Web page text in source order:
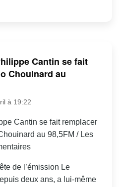
Cantin se fait
Chouinard au
à 19:22
Cantin se fait remplacer
au 98,5FM / Les
de l’émission Le
deux ans, a lui-même